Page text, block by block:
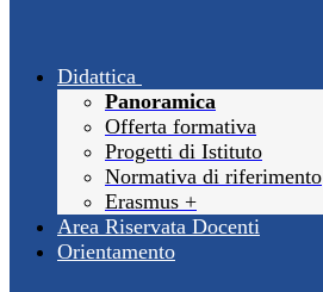
Didattica
Panoramica
Offerta formativa
Progetti di Istituto
Normativa di riferimento
Erasmus +
Area Riservata Docenti
Orientamento